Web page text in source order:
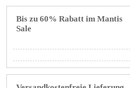
Bis zu 60% Rabatt im Mantis
Sale